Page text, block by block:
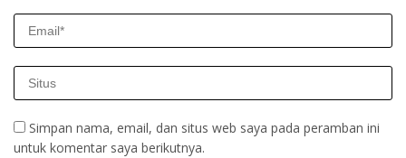
Simpan nama, email, dan situs web saya pada peramban ini
untuk komentar saya berikutnya.